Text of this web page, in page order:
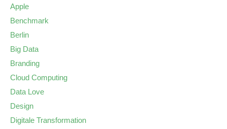
Apple
Benchmark
Berlin
Big Data
Branding
Cloud Computing
Data Love
Design
Digitale Transformation